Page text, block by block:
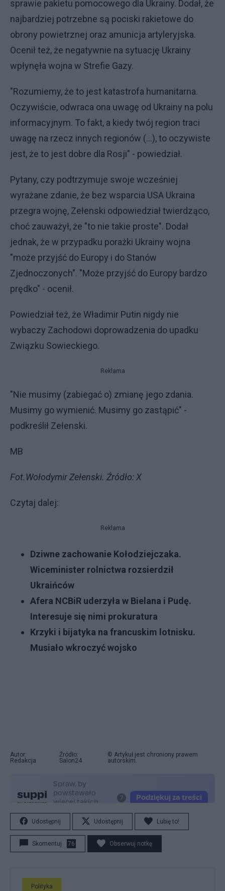
sprawie pakietu pomocowego dla Ukrainy. Dodał, że
najbardziej potrzebne są pociski rakietowe do
obrony powietrznej oraz amunicja artyleryjska.
Ocenił też, że negatywnie na sytuację Ukrainy
wpłynęła wojna w Strefie Gazy.
"Rozumiemy, że to jest katastrofa humanitarna.
Oczywiście, odwraca ona uwagę od Ukrainy na polu
informacyjnym. To fakt, a kiedy twój region traci
uwagę na rzecz innych regionów (...), to oczywiste
jest, że to jest dobre dla Rosji" - powiedział.
Pytany, czy podtrzymuje swoje wcześniej
wyrażane zdanie, że bez wsparcia USA Ukraina
przegra wojnę, Zełenski odpowiedział twierdząco,
choć zauważył, że "to nie takie proste". Dodał
jednak, że w przypadku porażki Ukrainy wojna
"może przyjść do Europy i do Stanów
Zjednoczonych". "Może przyjść do Europy bardzo
prędko" - ocenił.
Powiedział też, że Władimir Putin nigdy nie
wybaczy Zachodowi doprowadzenia do upadku
Związku Sowieckiego.
Reklama
"Nie musimy (zabiegać o) zmianę jego zdania.
Musimy go wymienić. Musimy go zastąpić" -
podkreślił Zełenski.
MB
Fot.Wołodymir Zełenski. Źródło: X
Czytaj dalej:
Reklama
Dziwne zachowanie Kołodziejczaka.
Wiceminister rolnictwa rozsierdził
Ukraińców
Afera NCBiR uderzyła w Bielana i Pudę.
Interesuje się nimi prokuratura
Krzyki i bijatyka na francuskim lotnisku.
Musiało wkroczyć wojsko
Autor:
Redakcja
Źródło:
Salon24
© Artykuł jest chroniony prawem
autorskim.
Udostępnij Udostępnij Lubię to!
Skomentuj 76 Obserwuj notkę
Polityka